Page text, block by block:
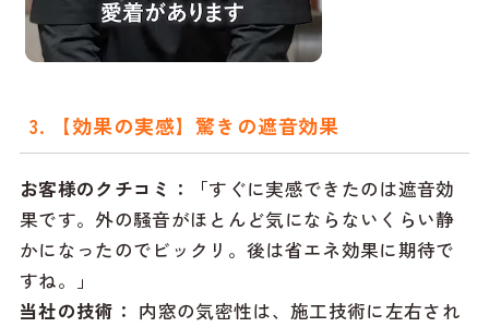
3. 【効果の実感】驚きの遮音効果
お客様のクチコミ：
「すぐに実感できたのは遮音効
果です。外の騒音がほとんど気にならないくらい静
かになったのでビックリ。後は省エネ効果に期待で
すね。」
当社の技術： 内窓の気密性は、施工技術に左右され